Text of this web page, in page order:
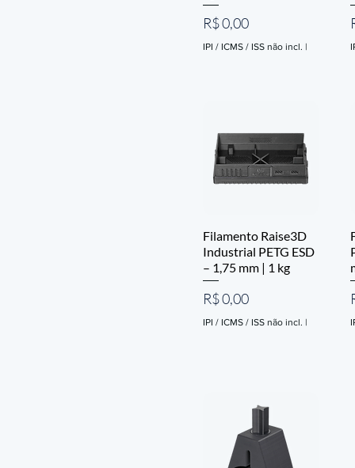
Preço
R$ 0,00
IPI / ICMS / ISS não incl. |
Filamento Raise3D
Industrial PETG ESD
– 1,75 mm | 1 kg
Preço
R$ 0,00
IPI / ICMS / ISS não incl. |